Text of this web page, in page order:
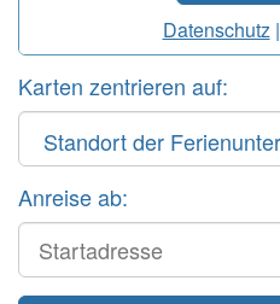
Datenschutz|
Karten zentrieren auf:
Anreise ab:
Start